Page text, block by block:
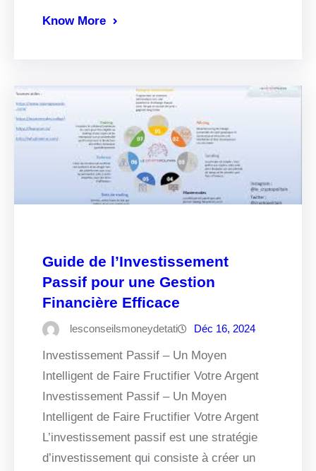
Know More
Guide de l’Investissement
Passif pour une Gestion
Financière Efficace
lesconseilsmoneydetati Déc 16, 2024
Investissement Passif – Un Moyen
Intelligent de Faire Fructifier Votre Argent
Investissement Passif – Un Moyen
Intelligent de Faire Fructifier Votre Argent
L’investissement passif est une stratégie
d’investissement qui consiste à créer un